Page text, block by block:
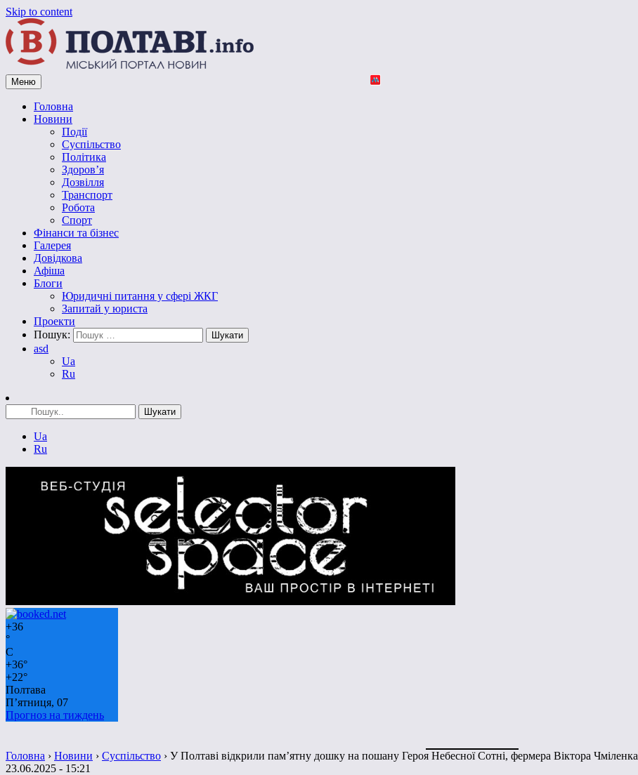
Skip to content
Vpoltave.info
Полтавський портал новин
Меню
Головна
Новини
Події
Суспільство
Політика
Здоров’я
Дозвілля
Транспорт
Робота
Спорт
Фінанси та бізнес
Галерея
Довідкова
Афіша
Блоги
Юридичні питання у сфері ЖКГ
Запитай у юриста
Проекти
Пошук:
asd
Ua
Ru
Ua
Ru
+36
°
C
+36°
+22°
Полтава
П’ятниця, 07
Прогноз на тиждень
Головна › Новини › Суспільство › У Полтаві відкрили пам’ятну дошку на пошану Героя Небесної Сотні, фермера Віктора Чміленка
23.06.2025 - 15:21